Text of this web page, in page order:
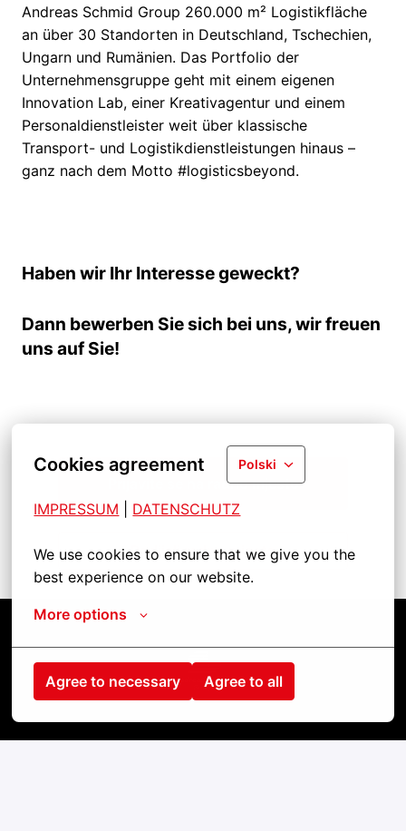
Cookies agreement Polski
IMPRESSUM DATENSCHUTZ
We use cookies to ensure that we give you the
best experience on our website.
More options
Agree to necessary Agree to all
Andreas Schmid Group 260.000 m² Logistikfläche
an über 30 Standorten in Deutschland, Tschechien,
Ungarn und Rumänien. Das Portfolio der
Unternehmensgruppe geht mit einem eigenen
Innovation Lab, einer Kreativagentur und einem
Personaldienstleister weit über klassische
Transport- und Logistikdienstleistungen hinaus –
ganz nach dem Motto #logisticsbeyond.
Haben wir Ihr Interesse geweckt?
Dann bewerben Sie sich bei uns, wir freuen
uns auf Sie!
Prijavite se na radno mjesto
Podijeli radno mjesto
Strona główna